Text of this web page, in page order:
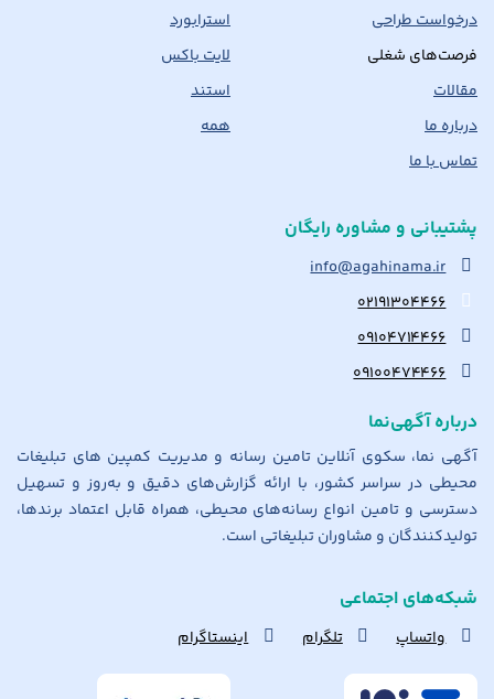
درخواست طراحی
فرصت‌های شغلی
مقالات
درباره ما
تماس با ما
استرابورد
لایت باکس
استند
همه
پشتیبانی و مشاوره رایگان
info@agahinama.ir
۰۲۱۹۱۳۰۴۴۶۶
۰۹۱۰۴۷۱۴۴۶۶
۰۹۱۰۰۴۷۴۴۶۶
درباره آگهی‌نما
آگهی نما، سکوی آنلاین تامین رسانه و مدیریت کمپین های تبلیغات
محیطی در سراسر کشور، با ارائه گزارش‌های دقیق و به‌روز و تسهیل
دسترسی و تامین انواع رسانه‌های محیطی، همراه قابل اعتماد برندها،
تولیدکنندگان و مشاوران تبلیغاتی است.
شبکه‌های اجتماعی
واتساپ تلگرام اینستاگرام